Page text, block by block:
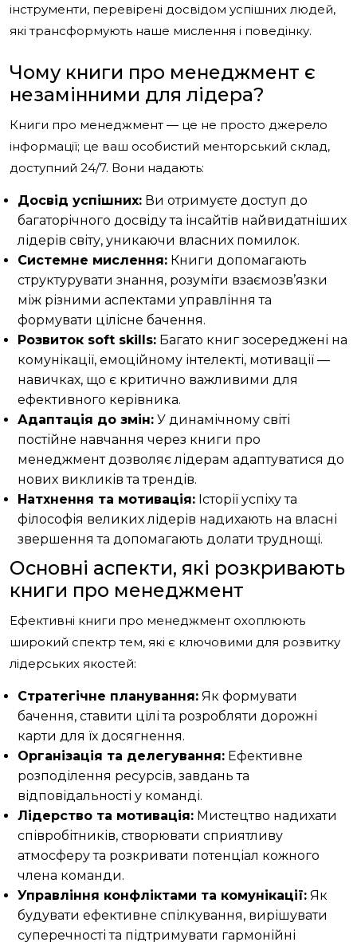
інструменти, перевірені досвідом успішних людей,
які трансформують наше мислення і поведінку.
Чому книги про менеджмент є
незамінними для лідера?
Книги про менеджмент — це не просто джерело
інформації; це ваш особистий менторський склад,
доступний 24/7. Вони надають:
Досвід успішних: Ви отримуєте доступ до
багаторічного досвіду та інсайтів найвидатніших
лідерів світу, уникаючи власних помилок.
Системне мислення: Книги допомагають
структурувати знання, розуміти взаємозв’язки
між різними аспектами управління та
формувати цілісне бачення.
Розвиток soft skills: Багато книг зосереджені на
комунікації, емоційному інтелекті, мотивації —
навичках, що є критично важливими для
ефективного керівника.
Адаптація до змін: У динамічному світі
постійне навчання через книги про
менеджмент дозволяє лідерам адаптуватися до
нових викликів та трендів.
Натхнення та мотивація: Історії успіху та
філософія великих лідерів надихають на власні
звершення та допомагають долати труднощі.
Основні аспекти, які розкривають
книги про менеджмент
Ефективні книги про менеджмент охоплюють
широкий спектр тем, які є ключовими для розвитку
лідерських якостей:
Стратегічне планування: Як формувати
бачення, ставити цілі та розробляти дорожні
карти для їх досягнення.
Організація та делегування: Ефективне
розподілення ресурсів, завдань та
відповідальності у команді.
Лідерство та мотивація: Мистецтво надихати
співробітників, створювати сприятливу
атмосферу та розкривати потенціал кожного
члена команди.
Управління конфліктами та комунікації: Як
будувати ефективне спілкування, вирішувати
суперечності та підтримувати гармонійні